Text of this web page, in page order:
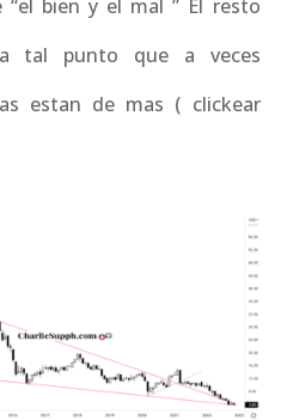
bien y el mal ” El resto
tal punto que a veces
estan de mas ( clickear